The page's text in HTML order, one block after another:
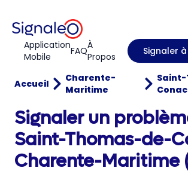
Application
Mobile
FAQÀ
Propos
Signaler
Accueil
Charente-
Maritime
Conac
Signaler un
Saint-Thomas-de-
Charente-Maritime